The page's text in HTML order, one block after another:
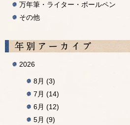
万年筆・ライター・ボールペン
その他
2026
8月 (3)
7月 (14)
6月 (12)
5月 (9)